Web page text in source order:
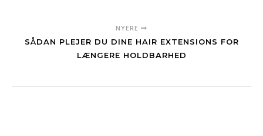
NYERE
SÅDAN PLEJER DU DINE HAIR EXTENSIONS FOR
LÆNGERE HOLDBARHED